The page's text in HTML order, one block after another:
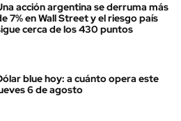
acción argentina se derruma más
7% en Wall Street y el riesgo país
cerca de los 430 puntos
blue hoy: a cuánto opera este
6 de agosto